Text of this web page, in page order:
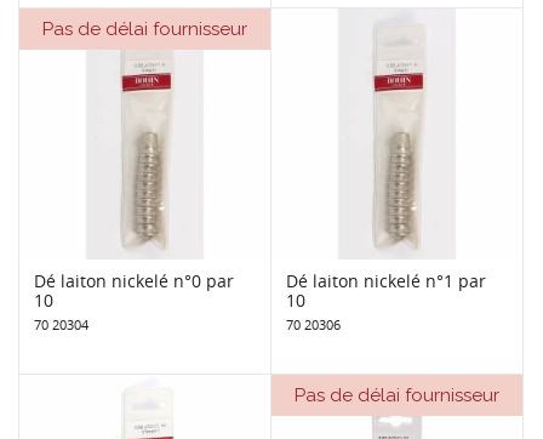
Pas de délai fournisseur
Dé laiton nickelé n°0 par
10
70 20304
Dé laiton nickelé n°1 par
10
70 20306
Pas de délai fournisseur